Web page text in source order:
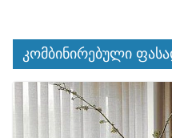
კომბინირებული